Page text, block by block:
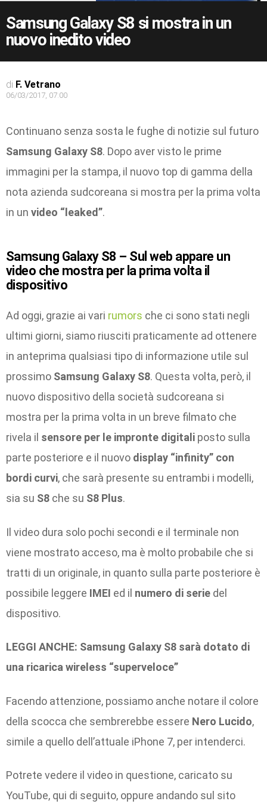
Samsung Galaxy S8 si mostra in un
nuovo inedito video
di F. Vetrano
06/03/2017, 07:00
Continuano senza sosta le fughe di notizie sul futuro
Samsung Galaxy S8. Dopo aver visto le prime
immagini per la stampa, il nuovo top di gamma della
nota azienda sudcoreana si mostra per la prima volta
in un video “leaked”.
Samsung Galaxy S8 – Sul web appare un
video che mostra per la prima volta il
dispositivo
Ad oggi, grazie ai vari rumors che ci sono stati negli
ultimi giorni, siamo riusciti praticamente ad ottenere
in anteprima qualsiasi tipo di informazione utile sul
prossimo Samsung Galaxy S8. Questa volta, però, il
nuovo dispositivo della società sudcoreana si
mostra per la prima volta in un breve filmato che
rivela il sensore per le impronte digitali posto sulla
parte posteriore e il nuovo display “infinity” con
bordi curvi, che sarà presente su entrambi i modelli,
sia su S8 che su S8 Plus.
Il video dura solo pochi secondi e il terminale non
viene mostrato acceso, ma è molto probabile che si
tratti di un originale, in quanto sulla parte posteriore è
possibile leggere IMEI ed il numero di serie del
dispositivo.
LEGGI ANCHE: Samsung Galaxy S8 sarà dotato di
una ricarica wireless “superveloce”
Facendo attenzione, possiamo anche notare il colore
della scocca che sembrerebbe essere Nero Lucido,
simile a quello dell’attuale iPhone 7, per intenderci.
Potrete vedere il video in questione, caricato su
YouTube, qui di seguito, oppure andando sul sito